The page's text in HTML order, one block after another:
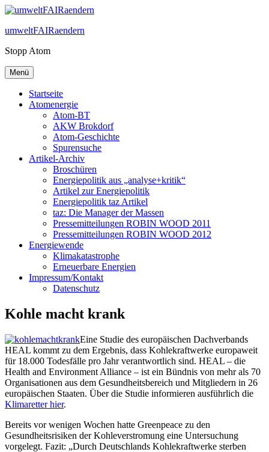
Zum
springen
umweltFAIRaendern
Stopp Atom
Menü
Startseite
Atomenergie
Atom-BT
AKW Brokdorf
Atom-Geschichte
Spurensuche
Artikel-Archiv
Broschüren
Energiepolitik aus „analyse+kritik“
Artikel zur Energiepolitik
Energiepolitik taz Artikel
taz: Die Manager der Massen
Pressemitteilungen ROBIN WOOD 2011
Pressemitteilungen ROBIN WOOD 2012
Energiewende
Klimakatastrophe
Erneuerbare Energien
Impressum/Kontakt
Datenschutz
Kohle macht krank
Eine Studie des europäischen Dachverbands
HEAL kommt zu dem Ergebnis, dass Kohlekraftwerke europaweit
für 18.000 Todesfälle pro Jahr verantwortlich sind. HEAL – die
Health and Environment Alliance – ist ein Bündnis von mehr als 70
Organisationen aus dem Gesundheitsbereich und Mitgliedern in 26
europäischen Staaten. Über die Studie informieren ausführlich die
Klimaretter hier.
Bereits vor wenigen Wochen hatte Greenpeace zu den
Gesundheitsrisiken der Kohleverstromung eine Untersuchung
vorgelegt. Fazit: „Durch Deutschlands Kohlekraftwerke sterben